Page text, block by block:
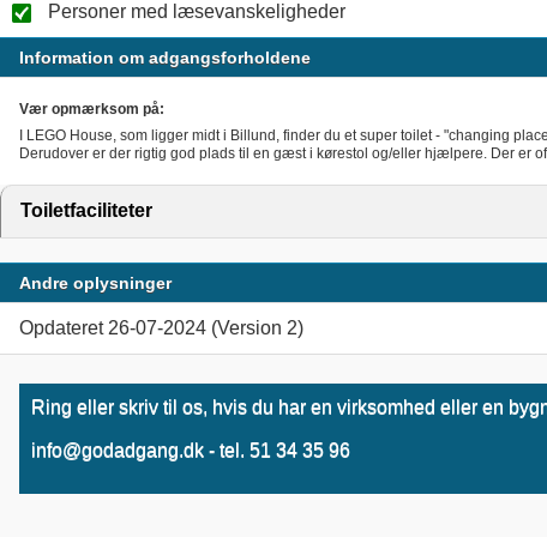
Personer med læsevanskeligheder
Information om adgangsforholdene
Vær opmærksom på:
I LEGO House, som ligger midt i Billund, finder du et super toilet - "changing
Derudover er der rigtig god plads til en gæst i kørestol og/eller hjælpere. Der er
Toiletfaciliteter
Andre oplysninger
Opdateret 26-07-2024 (Version 2)
Ring eller skriv til os, hvis du har en virksomhed eller en
info@godadgang.dk - tel. 51 34 35 96